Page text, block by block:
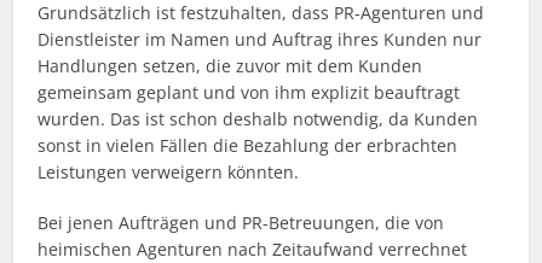
Grundsätzlich ist festzuhalten, dass PR-Agenturen und
Dienstleister im Namen und Auftrag ihres Kunden nur
Handlungen setzen, die zuvor mit dem Kunden
gemeinsam geplant und von ihm explizit beauftragt
wurden. Das ist schon deshalb notwendig, da Kunden
sonst in vielen Fällen die Bezahlung der erbrachten
Leistungen verweigern könnten.
Bei jenen Aufträgen und PR-Betreuungen, die von
heimischen Agenturen nach Zeitaufwand verrechnet